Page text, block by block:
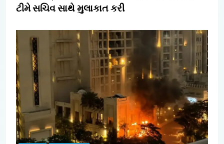
ટીમે સચિવ સાથે મુલાકાત કરી